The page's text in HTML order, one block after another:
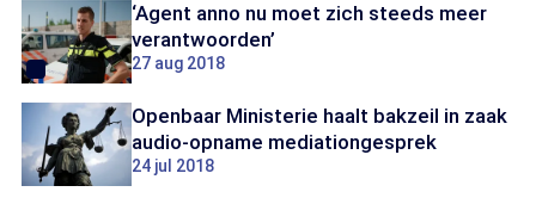
‘Agent anno nu moet zich steeds meer
verantwoorden’
27 aug 2018
Openbaar Ministerie haalt bakzeil in zaak
audio-opname mediationgesprek
24 jul 2018